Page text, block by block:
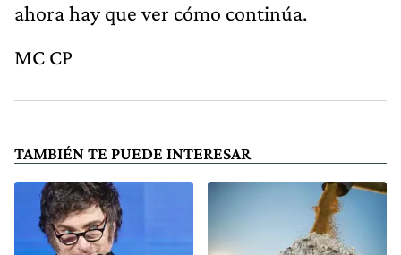
ahora hay que ver cómo continúa.
MC CP
TAMBIÉN TE PUEDE INTERESAR